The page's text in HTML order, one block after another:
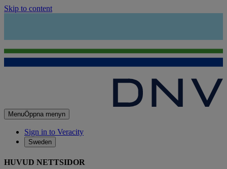
Skip to content
MenuÖppna menyn
Sign in to Veracity
Sweden
HUVUD NETTSIDOR